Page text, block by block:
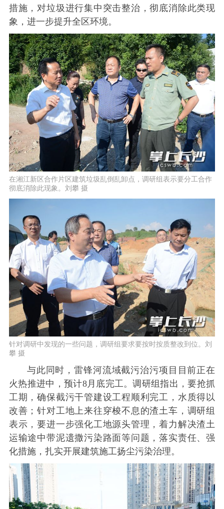
措施，对垃圾进行集中突击整治，彻底消除此类现
象，进一步提升全区环境。
在湘江新区合作片区建筑垃圾乱倒乱卸点，调研组表示要分工合作
彻底消除此现象。刘攀 摄
针对调研中发现的一些问题，调研组要求要按时按质整改到位。刘
攀 摄
与此同时，雷锋河流域截污治污项目目前正在
火热推进中，预计8月底完工。调研组指出，要抢抓
工期，确保截污干管建设工程顺利完工，水质得以
改善；针对工地上来往穿梭不息的渣土车，调研组
表示，要进一步强化工地源头管理，着力解决渣土
运输途中带泥遗撒污染路面等问题，落实责任、强
化措施，扎实开展建筑施工扬尘污染治理。